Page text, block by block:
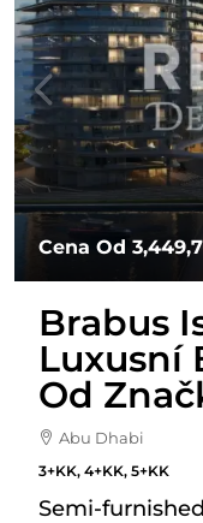
Cena Od
Brabus
Luxusní
Od
Abu Dhabi
3+KK, 4+KK, 5+KK
Semi-furnished